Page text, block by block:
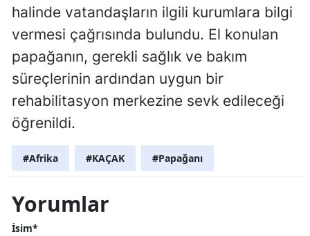
halinde vatandaşların ilgili kurumlara bilgi
vermesi çağrısında bulundu. El konulan
papağanın, gerekli sağlık ve bakım
süreçlerinin ardından uygun bir
rehabilitasyon merkezine sevk edileceği
öğrenildi.
#Afrika #KAÇAK #Papağanı
Yorumlar
İsim*